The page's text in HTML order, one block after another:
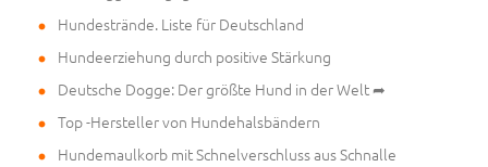
Hundestrände. Liste für Deutschland
Hundeerziehung durch positive Stärkung
Deutsche Dogge: Der größte Hund in der Welt ➦
Top -Hersteller von Hundehalsbändern
Hundemaulkorb mit Schnelverschluss aus Schnalle